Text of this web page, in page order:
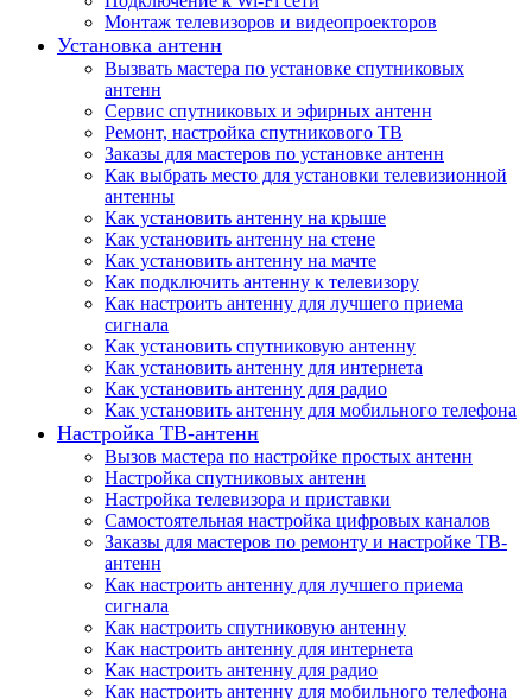
Монтаж телевизоров и видеопроекторов
Установка антенн
Вызвать мастера по установке спутниковых
антенн
Сервис спутниковых и эфирных антенн
Ремонт, настройка спутникового ТВ
Заказы для мастеров по установке антенн
Как выбрать место для установки телевизионной
антенны
Как установить антенну на крыше
Как установить антенну на стене
Как установить антенну на мачте
Как подключить антенну к телевизору
Как настроить антенну для лучшего приема
сигнала
Как установить спутниковую антенну
Как установить антенну для интернета
Как установить антенну для радио
Как установить антенну для мобильного телефона
Настройка ТВ-антенн
Вызов мастера по настройке простых антенн
Настройка спутниковых антенн
Настройка телевизора и приставки
Самостоятельная настройка цифровых каналов
Заказы для мастеров по ремонту и настройке ТВ-
антенн
Как настроить антенну для лучшего приема
сигнала
Как настроить спутниковую антенну
Как настроить антенну для интернета
Как настроить антенну для радио
Как настроить антенну для мобильного телефона